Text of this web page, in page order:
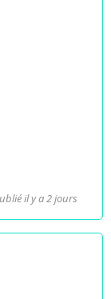
il y a 2 jours